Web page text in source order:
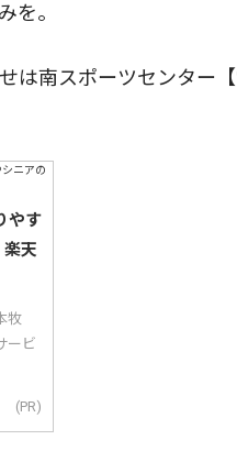
を。
南スポーツセンター【
やす
天
牧
ービ
(PR)